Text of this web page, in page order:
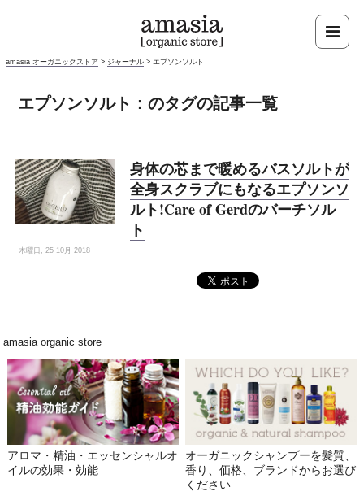
amasia オーガニックストア > ジャーナル > エプソンソルト
エプソンソルト：のタグの記事一覧
身体の芯まで暖めるバスソルトが
全身スクラブにもなるエプソンソ
ルト!Care of Gerdのバーチソル
ト
木曜日, 25 10月 2018
amasia organic store
アロマ・精油・エッセンシャルオ
イルの効果・効能
オーガニックシャンプーを髪質、
香り、価格、ブランドからお選び
ください